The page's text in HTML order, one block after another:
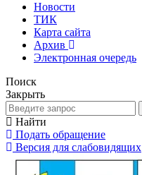
Новости
ТИК
Карта сайта
Архив
Электронная очередь
Поиск
Закрыть
Найти
Подать обращение
Версия для слабовидящих